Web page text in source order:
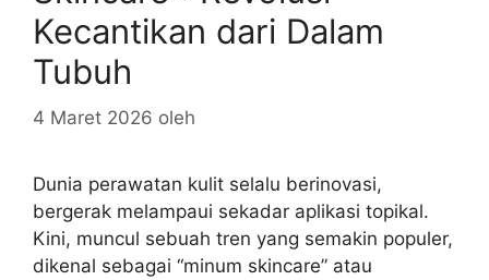
Kecantikan dari Dalam
Tubuh
4 Maret 2026 oleh
Dunia perawatan kulit selalu berinovasi,
bergerak melampaui sekadar aplikasi topikal.
Kini, muncul sebuah tren yang semakin populer,
dikenal sebagai “minum skincare” atau